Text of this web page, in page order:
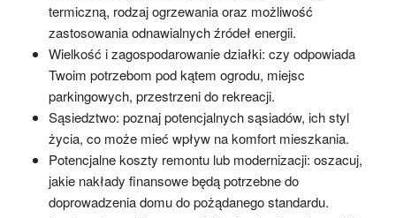
termiczną, rodzaj ogrzewania oraz możliwość
zastosowania odnawialnych źródeł energii.
Wielkość i zagospodarowanie działki: czy odpowiada
Twoim potrzebom pod kątem ogrodu, miejsc
parkingowych, przestrzeni do rekreacji.
Sąsiedztwo: poznaj potencjalnych sąsiadów, ich styl
życia, co może mieć wpływ na komfort mieszkania.
Potencjalne koszty remontu lub modernizacji: oszacuj,
jakie nakłady finansowe będą potrzebne do
doprowadzenia domu do pożądanego standardu.